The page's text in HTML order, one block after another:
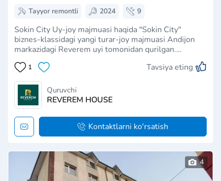
Tayyor remontli 2024 9
Sokin City Uy-joy majmuasi haqida "Sokin City"
biznes-klassidagi yangi turar-joy majmuasi Andijon
markazidagi Reverem uyi tomonidan qurilgan.
Ishonchli poydevorga ega o‘n ikki qavatli binolar ilg‘or
texnologiyalar va yuqori sifatli materiallardan
1 Tavsiya eting
Quruvchi
REVEREM HOUSE
Kontaktlarni ko'rsatish